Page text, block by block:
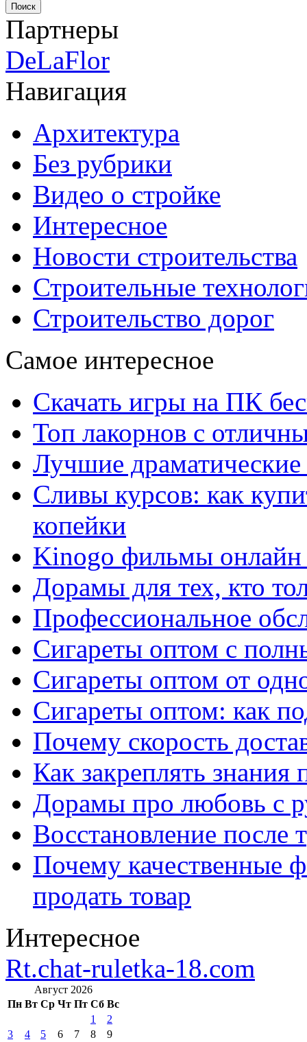
Партнеры
DeLaFlor
Навигация
Архитектура
Без рубрики
Видео о стройке
Интересное
Новости строительства
Строительные
Строительство дорог
Самое интересное
Скачать игры на ПК
Топ лакорнов с
Лучшие
Сливы курсов: как
копейки
Kinogo фильмы онлайн
Дорамы для тех, кто
Профессиональное
Сигареты оптом с
Сигареты оптом от
Сигареты оптом: как
Почему скорость
Как закреплять знания
Дорамы про любовь с
Восстановление после
Почему качественные
продать товар
Интересное
Rt.chat-ruletka-18.com
Август 2026
Пн Вт Ср Чт Пт Сб Вс
1
2
3
4 5 6 7 8
9